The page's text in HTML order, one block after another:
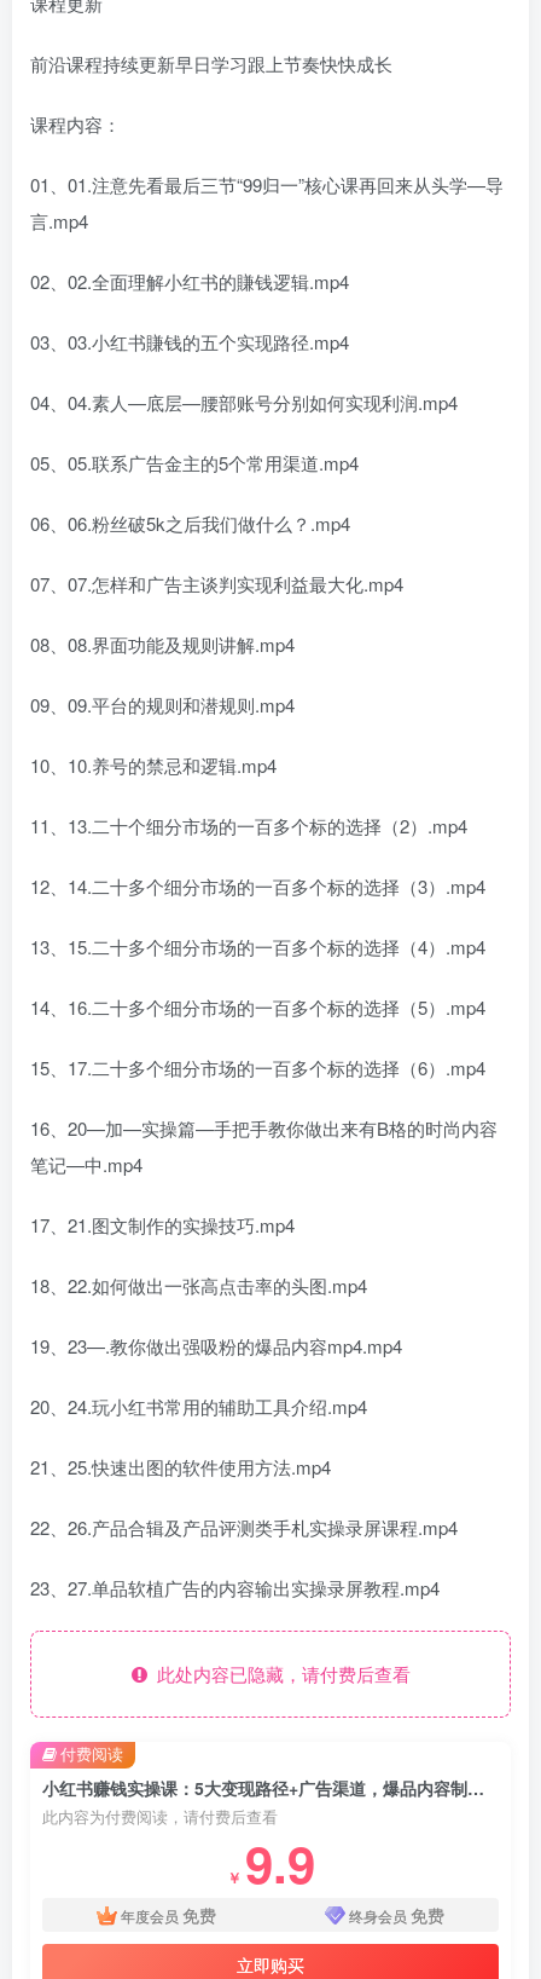
前沿课程持续更新早日学习跟上节奏快快成长
课程内容：
01、01.注意先看最后三节“99归一”核心课再回来从头学—导
言.mp4
02、02.全面理解小红书的賺钱逻辑.mp4
03、03.小红书賺钱的五个实现路径.mp4
04、04.素人—底层—腰部账号分别如何实现利润.mp4
05、05.联系广告金主的5个常用渠道.mp4
06、06.粉丝破5k之后我们做什么？.mp4
07、07.怎样和广告主谈判实现利益最大化.mp4
08、08.界面功能及规则讲解.mp4
09、09.平台的规则和潜规则.mp4
10、10.养号的禁忌和逻辑.mp4
11、13.二十个细分市场的一百多个标的选择（2）.mp4
12、14.二十多个细分市场的一百多个标的选择（3）.mp4
13、15.二十多个细分市场的一百多个标的选择（4）.mp4
14、16.二十多个细分市场的一百多个标的选择（5）.mp4
15、17.二十多个细分市场的一百多个标的选择（6）.mp4
16、20—加—实操篇—手把手教你做出来有B格的时尚内容
笔记—中.mp4
17、21.图文制作的实操技巧.mp4
18、22.如何做出一张高点击率的头图.mp4
19、23—.教你做出强吸粉的爆品内容mp4.mp4
20、24.玩小红书常用的辅助工具介绍.mp4
21、25.快速出图的软件使用方法.mp4
22、26.产品合辑及产品评测类手札实操录屏课程.mp4
23、27.单品软植广告的内容输出实操录屏教程.mp4
此处内容已隐藏，请付费后查看
小红书赚钱实操课：5大变现路径+广告渠道，爆品内容制作+辅助工具使用
此内容为付费阅读，请付费后查看
￥ 9.9
年度会员 免费 终身会员 免费
立即购买
付费阅读